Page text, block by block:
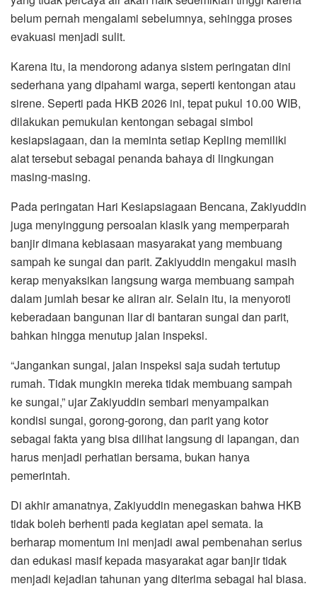
belum pernah mengalami sebelumnya, sehingga proses
evakuasi menjadi sulit.
Karena itu, ia mendorong adanya sistem peringatan dini
sederhana yang dipahami warga, seperti kentongan atau
sirene. Seperti pada HKB 2026 ini, tepat pukul 10.00 WIB,
dilakukan pemukulan kentongan sebagai simbol
kesiapsiagaan, dan ia meminta setiap Kepling memiliki
alat tersebut sebagai penanda bahaya di lingkungan
masing-masing.
Pada peringatan Hari Kesiapsiagaan Bencana, Zakiyuddin
juga menyinggung persoalan klasik yang memperparah
banjir dimana kebiasaan masyarakat yang membuang
sampah ke sungai dan parit. Zakiyuddin mengakui masih
kerap menyaksikan langsung warga membuang sampah
dalam jumlah besar ke aliran air. Selain itu, ia menyoroti
keberadaan bangunan liar di bantaran sungai dan parit,
bahkan hingga menutup jalan inspeksi.
“Jangankan sungai, jalan inspeksi saja sudah tertutup
rumah. Tidak mungkin mereka tidak membuang sampah
ke sungai,” ujar Zakiyuddin sembari menyampaikan
kondisi sungai, gorong-gorong, dan parit yang kotor
sebagai fakta yang bisa dilihat langsung di lapangan, dan
harus menjadi perhatian bersama, bukan hanya
pemerintah.
Di akhir amanatnya, Zakiyuddin menegaskan bahwa HKB
tidak boleh berhenti pada kegiatan apel semata. Ia
berharap momentum ini menjadi awal pembenahan serius
dan edukasi masif kepada masyarakat agar banjir tidak
menjadi kejadian tahunan yang diterima sebagai hal biasa.